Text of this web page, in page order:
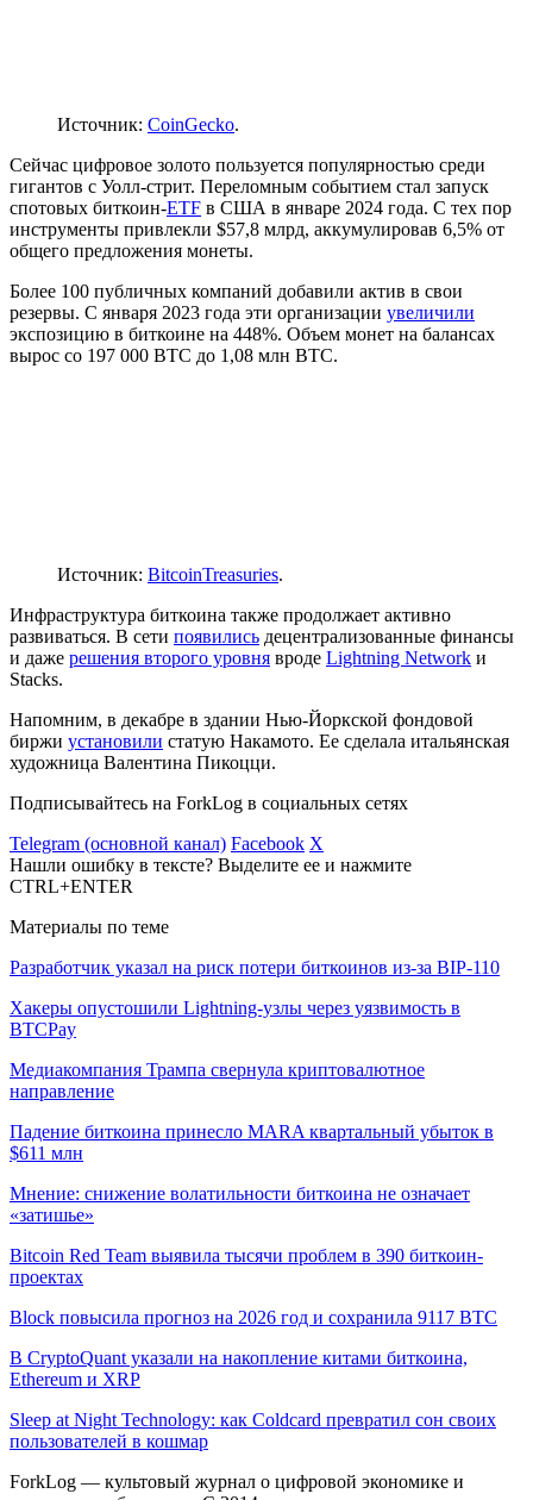
Источник: CoinGecko.
Сейчас цифровое золото пользуется популярностью среди
гигантов с Уолл-стрит. Переломным событием стал запуск
спотовых биткоин-ETF в США в январе 2024 года. С тех пор
инструменты привлекли $57,8 млрд, аккумулировав 6,5% от
общего предложения монеты.
Более 100 публичных компаний добавили актив в свои
резервы. С января 2023 года эти организации увеличили
экспозицию в биткоине на 448%. Объем монет на балансах
вырос со 197 000 BTC до 1,08 млн BTC.
Источник: BitcoinTreasuries.
Инфраструктура биткоина также продолжает активно
развиваться. В сети появились децентрализованные финансы
и даже решения второго уровня вроде Lightning Network и
Stacks.
Напомним, в декабре в здании Нью-Йоркской фондовой
биржи установили статую Накамото. Ее сделала итальянская
художница Валентина Пикоцци.
Подписывайтесь на ForkLog в социальных сетях
Telegram (основной канал) Facebook X
Нашли ошибку в тексте? Выделите ее и нажмите
CTRL+ENTER
Материалы по теме
Разработчик указал на риск потери биткоинов из-за BIP-110
Хакеры опустошили Lightning-узлы через уязвимость в
BTCPay
Медиакомпания Трампа свернула криптовалютное
направление
Падение биткоина принесло MARA квартальный убыток в
$611 млн
Мнение: снижение волатильности биткоина не означает
«затишье»
Bitcoin Red Team выявила тысячи проблем в 390 биткоин-
проектах
Block повысила прогноз на 2026 год и сохранила 9117 BTC
В CryptoQuant указали на накопление китами биткоина,
Ethereum и XRP
Sleep at Night Technology: как Coldcard превратил сон своих
пользователей в кошмар
ForkLog — культовый журнал о цифровой экономике и